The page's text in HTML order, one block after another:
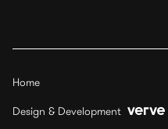
Home
Design & Development